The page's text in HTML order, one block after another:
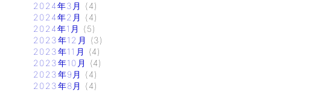
2024年3月
(4)
2024年2月
(4)
2024年1月
(5)
2023年12月
(3)
2023年11月
(4)
2023年10月
(4)
2023年9月
(4)
2023年8月
(4)